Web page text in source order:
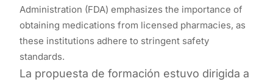
Administration (FDA) emphasizes the importance of
obtaining medications from licensed pharmacies, as
these institutions adhere to stringent safety
standards.
La propuesta de formación estuvo dirigida a